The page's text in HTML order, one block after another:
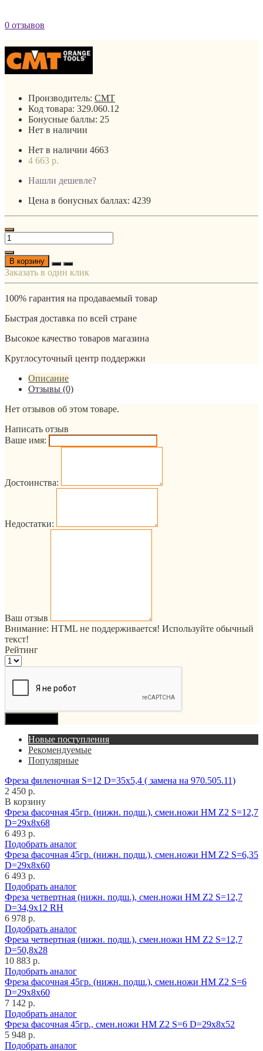
0 отзывов
Производитель: CMT
Код товара: 329.060.12
Бонусные баллы: 25
Нет в наличии
Нет в наличии 4663
4 663 р.
Нашли дешевле?
Цена в бонусных баллах: 4239
В корзину
Заказать в один клик
100% гарантия на продаваемый товар
Быстрая доставка по всей стране
Высокое качество товаров магазина
Круглосуточный центр поддержки
Описание
Отзывы (0)
Нет отзывов об этом товаре.
Написать отзыв
Ваше имя:
Достоинства:
Недостатки:
Ваш отзыв
Внимание: HTML не поддерживается! Используйте обычный
текст!
Рейтинг
Новые поступления
Рекомендуемые
Популярные
Фреза филеночная S=12 D=35x5,4 ( замена на 970.505.11)
2 450 р.
В корзину
Фреза фасочная 45гр. (нижн. подш.), смен.ножи HM Z2 S=12,7
D=29x8x68
6 493 р.
Подобрать аналог
Фреза фасочная 45гр. (нижн. подш.), смен.ножи HM Z2 S=6,35
D=29x8x60
6 493 р.
Подобрать аналог
Фреза четвертная (нижн. подш.), смен.ножи HM Z2 S=12,7
D=34,9x12 RH
6 978 р.
Подобрать аналог
Фреза четвертная (нижн. подш.), смен.ножи HM Z2 S=12,7
D=50,8x28
10 883 р.
Подобрать аналог
Фреза фасочная 45гр. (нижн. подш.), смен.ножи HM Z2 S=6
D=29x8x60
7 142 р.
Подобрать аналог
Фреза фасочная 45гр., смен.ножи HM Z2 S=6 D=29x8x52
5 948 р.
Подобрать аналог